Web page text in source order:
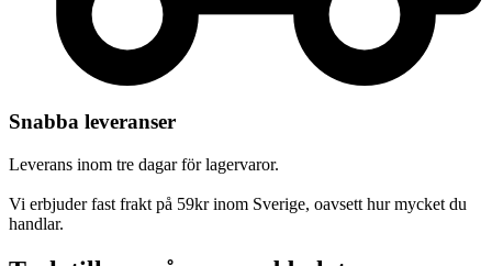
Snabba leveranser
Leverans inom tre dagar för lagervaror.
Vi erbjuder fast frakt på 59kr inom Sverige, oavsett hur mycket du
handlar.